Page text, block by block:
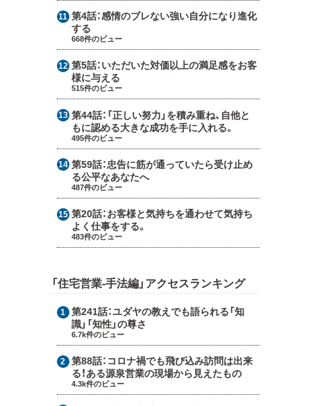
第4話：感情のブレない強い自分になり進化
する
668件のビュー
第5話：いただいた対価以上の満足感をお客
様に与える
515件のビュー
第44話： 「正しい努力」を積み重ね、自他と
もに認める大きな成功を手に入れる。
495件のビュー
第59話：忠告に筋が通っていたら受け止め
る公平なあなたへ
487件のビュー
第20話：お客様と気持ちを通わせて気持ち
よく仕事をする。
483件のビュー
「住宅営業-手法編」アクセスランキング
第241話：ユダヤの教えでも語られる「知
識」「知性」の尊さ
6.7k件のビュー
第88話： コロナ禍でも飛び込み訪問は出来
る！ある源泉営業の現場から見えたもの
4.3k件のビュー